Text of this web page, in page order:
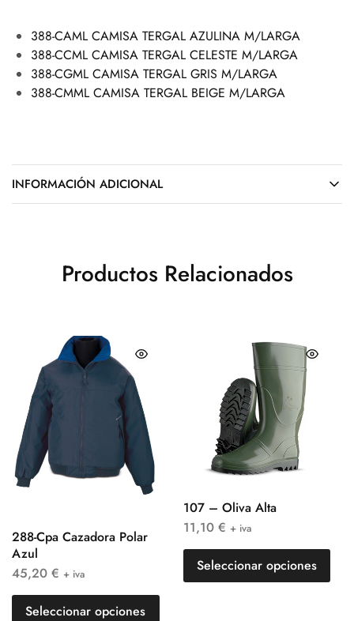
388-CAML CAMISA TERGAL AZULINA M/LARGA
388-CCML CAMISA TERGAL CELESTE M/LARGA
388-CGML CAMISA TERGAL GRIS M/LARGA
388-CMML CAMISA TERGAL BEIGE M/LARGA
INFORMACIÓN ADICIONAL
Productos Relacionados
288-Cpa Cazadora Polar
Azul
45,20 € + iva
Seleccionar opciones
107 – Oliva Alta
11,10 € + iva
Seleccionar opciones